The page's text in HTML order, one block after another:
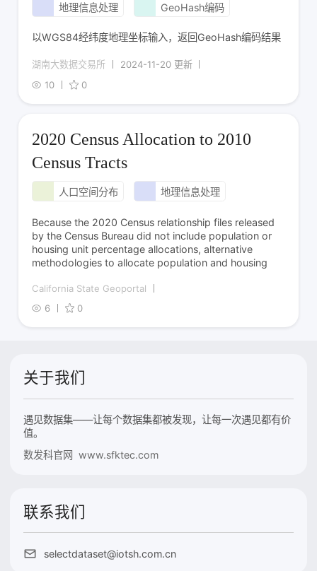
地理信息处理 GeoHash编码
以WGS84经纬度地理坐标输入，返回GeoHash编码结果
湖南大数据交易所
2024-11-20 更新
10
0
2020 Census Allocation to 2010
Census Tracts
人口空间分布 地理信息处理
Because the 2020 Census relationship files released
by the Census Bureau did not include population or
housing unit percentage allocations, alternative
methodologies to allocate population and housing
California State Geoportal
6
0
关于我们
遇见数据集——让每个数据集都被发现，让每一次遇见都有价
值。
数发科官网 www.sfktec.com
联系我们
selectdataset@iotsh.com.cn